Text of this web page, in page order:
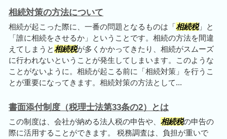
相続対策の方法について
相続が起こった際に、一番の問題となるものは「相続税」と
「誰に相続をさせるか」ということです。相続の方法を間違
えてしまうと相続税が多くかかってきたり、相続がスムーズ
に行われないということが発生してしまいます。このような
ことがないように。相続が起こる前に「相続対策」を行うこ
とが重要になってきます。相続対策の方法として...
書面添付制度（税理士法第33条の2）とは
この制度は、会社が納める法人税の申告や、 相続税の申告の
際に活用することができます。 税務調査は、負担が重いで